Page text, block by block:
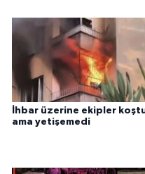
İhbar üzerine ekipler
ama yetişemedi